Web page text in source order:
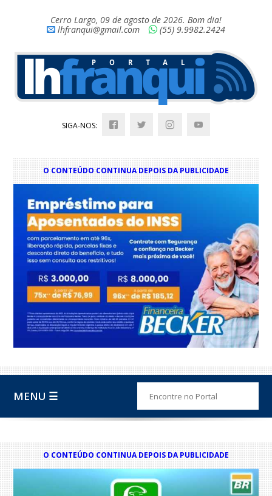
Cerro Largo, 09 de agosto de 2026. Bom dia!
lhfranqui@gmail.com
(55) 9.9982.2424
SIGA-NOS:
O CONTEÚDO CONTINUA DEPOIS DA PUBLICIDADE
MENU ☰
O CONTEÚDO CONTINUA DEPOIS DA PUBLICIDADE